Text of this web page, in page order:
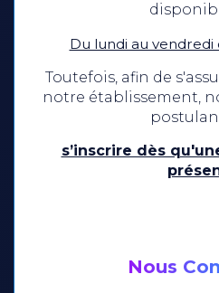
Du lundi au vendredi
Toutefois, afin de
notre établissement,
s’inscrire dès
Nous